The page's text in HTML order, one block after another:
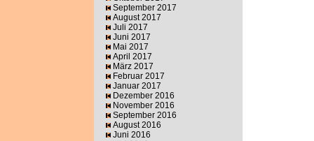
September 2017
August 2017
Juli 2017
Juni 2017
Mai 2017
April 2017
März 2017
Februar 2017
Januar 2017
Dezember 2016
November 2016
September 2016
August 2016
Juni 2016